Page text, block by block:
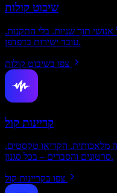
שיבוט קולות
אנושי תוך שניות. בלי התקנות.
עובד ישירות בדפדפן.
צפו בשיבוט קולות
קריינות קול
מלאכותית. הקריאו טקסטים,
סרטונים והסברים – בכל סגנון.
צפו בקריינות קול